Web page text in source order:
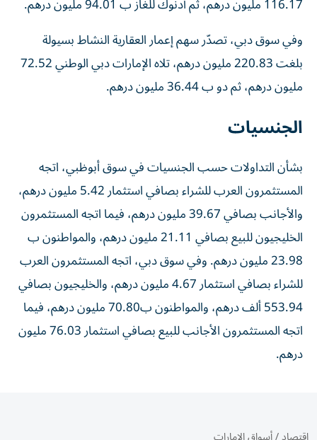
وفي سوق دبي، تصدّر سهم إعمار العقارية النشاط بسيولة
بلغت 220.83 مليون درهم، تلاه الإمارات دبي الوطني 72.52
مليون درهم، ثم دو ب 36.44 مليون درهم.
الجنسيات
بشأن التداولات حسب الجنسيات في سوق أبوظبي، اتجه
المستثمرون العرب للشراء بصافي استثمار 5.42 مليون درهم،
والأجانب بصافي 39.67 مليون درهم، فيما اتجه المستثمرون
الخليجيون للبيع بصافي 21.11 مليون درهم، والمواطنون ب
23.98 مليون درهم. وفي سوق دبي، اتجه المستثمرون العرب
للشراء بصافي استثمار 4.67 مليون درهم، والخليجيون بصافي
553.94 ألف درهم، والمواطنون ب70.80 مليون درهم، فيما
اتجه المستثمرون الأجانب للبيع بصافي استثمار 76.03 مليون
درهم.